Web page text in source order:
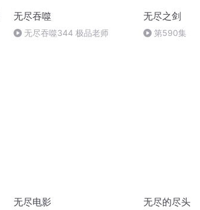
无尽吞噬
无尽吞噬344 极品老师
无尽之剑
第590集
无尽电影 无尽的尽头